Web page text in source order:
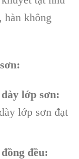
hàn không
lớp sơn:
lớp sơn đạt
đều: